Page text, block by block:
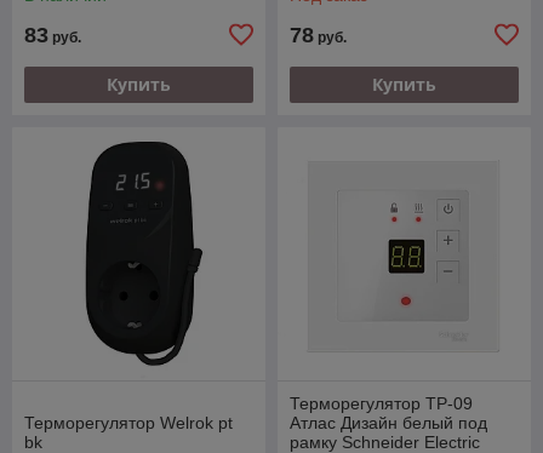
83 руб.
Купить
78 руб.
Купить
Терморегулятор Welrok pt
bk
Терморегулятор ТР-09
Атлас Дизайн белый под
рамку Schneider Electric